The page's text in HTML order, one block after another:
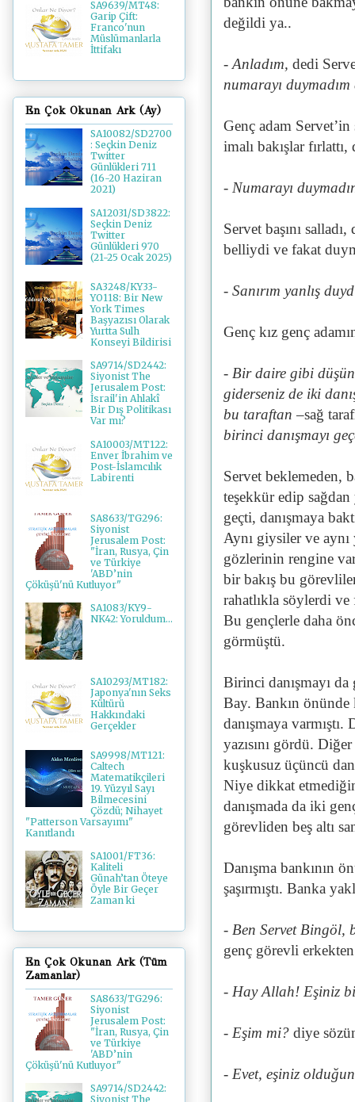
değildi ya..
- Anladım, dedi
numarayı
Genç adam Servet’in
imalı bakışlar
- Numarayı
Servet başını
belliydi ve fakat
- Sanırım yanlış
Genç kız genç
- Bir daire gibi
giderseniz de iki
bu taraftan –sağ
birinci danışmayı
Servet beklemeden,
teşekkür edip
geçti, danışmaya
Aynı giysiler ve
gözlerinin rengine
bir bakış bu
rahatlıkla söylerdi
Bu gençlerle daha
görmüştü.
Birinci danışmayı
Bay. Bankın önünde
danışmaya
yazısını gördü.
kuşkusuz üçüncü
Niye dikkat
danışmada da iki
görevliden beş altı
Danışma bankının
şaşırmıştı. Banka
- Ben Servet Bingöl,
genç görevli
- Hay Allah! Eşiniz
- Eşim mi? diye
- Evet, eşiniz
SA9639/MT48:
Garip Çift:
Franco'nun
Müslümanlarla
İttifakı
En Çok Okunan Ark (Ay)
SA10082/SD2700
: Seçkin Deniz
Twitter
Günlükleri 711
(16-20 Haziran
2021)
SA12031/SD3822:
Seçkin Deniz
Twitter
Günlükleri 970
(21-25 Ocak 2025)
SA3248/KY33-
YO118: Bir New
York Times
Başyazısı Olarak
Yurtta Sulh
Konseyi Bildirisi
SA9714/SD2442:
Siyonist The
Jerusalem Post:
İsrail'in Ahlakî
Bir Dış Politikası
Var mı?
SA10003/MT122:
Enver İbrahim ve
Post-İslamcılık
Labirenti
SA8633/TG296:
Siyonist
Jerusalem Post:
"İran, Rusya, Çin
ve Türkiye
'ABD’nin
Çöküşü'nü Kutluyor"
SA1083/KY9-
NK42: Yoruldum...
SA10293/MT182:
Japonya'nın Seks
Kültürü
Hakkındaki
Gerçekler
SA9998/MT121:
Caltech
Matematikçileri
19. Yüzyıl Sayı
Bilmecesini
Çözdü; Nihayet
"Patterson Varsayımı"
Kanıtlandı
SA1001/FT36:
Kaliteli
Günah’tan Öteye
Öyle Bir Geçer
Zaman ki
En Çok Okunan Ark (Tüm
Zamanlar)
SA8633/TG296:
Siyonist
Jerusalem Post:
"İran, Rusya, Çin
ve Türkiye
'ABD’nin
Çöküşü'nü Kutluyor"
SA9714/SD2442:
Siyonist The